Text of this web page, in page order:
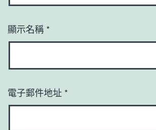
顯示名稱 *
電子郵件地址 *